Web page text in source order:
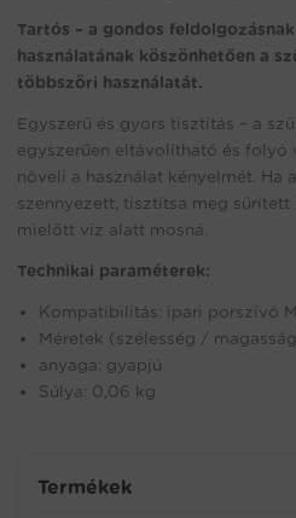
Tartós – a gondos
használatának köszönhetően a
többszöri használatát.
Egyszerű és gyors tisztítás – a
egyszerűen eltávolítható és folyó
növeli a használat kényelmét. Ha
szennyezett, tisztítsa meg sűrített
mielőtt víz alatt mosná.
Technikai paraméterek:
Kompatibilitás: ipari porszívó
Méretek (szélesség /
anyaga: gyapjú
Súlya: 0,06 kg
Termékek